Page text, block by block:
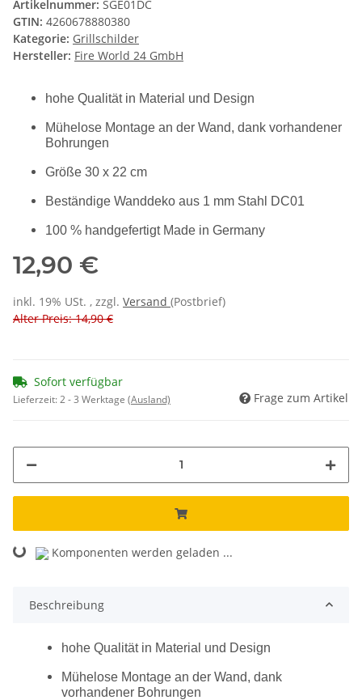
Artikelnummer: SGE01DC
GTIN: 4260678880380
Kategorie: Grillschilder
Hersteller: Fire World 24 GmbH
hohe Qualität in Material und Design
Mühelose Montage an der Wand, dank vorhandener
Bohrungen
Größe 30 x 22 cm
Beständige Wanddeko aus 1 mm Stahl DC01
100 % handgefertigt Made in Germany
12,90 €
inkl. 19% USt. , zzgl. Versand (Postbrief)
Alter Preis: 14,90 €
Sofort verfügbar
Lieferzeit:2 - 3 Werktage (Ausland) Frage zum Artikel
Loading...Komponenten werden geladen ...
Beschreibung
hohe Qualität in Material und Design
Mühelose Montage an der Wand, dank
vorhandener Bohrungen